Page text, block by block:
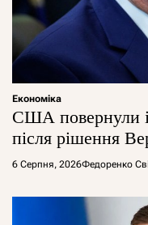
Економіка
США повернули
після рішення
6 Серпня, 2026Федоренко